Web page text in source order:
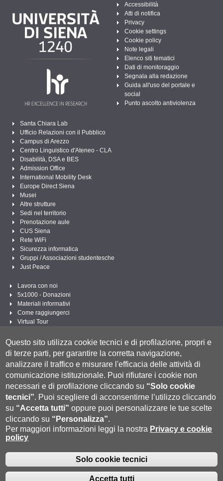
Accessibilità
Atti di notifica
Privacy
Cookie settings
Cookie policy
Note legali
Elenco siti tematici
Dati di monitoraggio
Segnala alla redazione
Guida all'uso del portale e
social
Punto ascolto antiviolenza
Santa Chiara Lab
Ufficio Relazioni con il Pubblico
Campus di Arezzo
Centro Linguistico d'Ateneo - CLA
Disabilità, DSA e BES
Admission Office
International Mobility Desk
Europe Direct Siena
Musei
Altre strutture
Sedi nel territorio
Prenotazione aule
CUS Siena
Rete WiFi
Sicurezza informatica
Gruppi / Associazioni studentesche
Just Peace
Lavora con noi
5x1000 - Donazioni
Materiali informativi
Come raggiungerci
Virtual Tour
Segui UNISI
Università degli Studi di Siena
P.IVA 00273530527 | C.F. 80002070524 |
Modalità di pagamento
Fatturazione Elettronica
Contatti:urp@unisi.it
- URP - Ufficio Relazioni con il Pubblico Tel. 0577 235555 (dal
Questo sito utilizza cookie tecnici e di profilazione, propri e
di terze parti, per garantire la corretta navigazione,
analizzare il traffico e misurare l'efficacia delle attività di
comunicazione istituzionale. Puoi rifiutare i cookie non
necessari e di profilazione cliccando su “Solo cookie
tecnici”. Puoi scegliere di acconsentirne l’utilizzo cliccando
su “Accetta tutti” oppure puoi personalizzare le tue scelte
cliccando su “Personalizza”.
Per maggiori informazioni leggi la nostra Privacy e cookie
policy
Solo cookie tecnici
Accetta tutti